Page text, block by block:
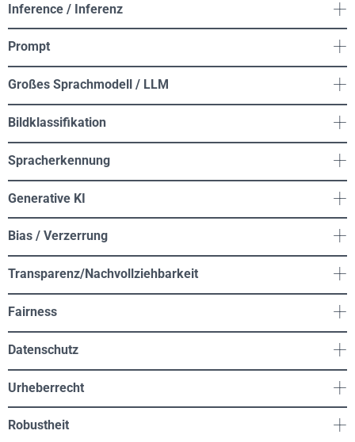
Inference / Inferenz
Prompt
Großes Sprachmodell / LLM
Bildklassifikation
Spracherkennung
Generative KI
Bias / Verzerrung
Transparenz/Nachvollziehbarkeit
Fairness
Datenschutz
Urheberrecht
Robustheit